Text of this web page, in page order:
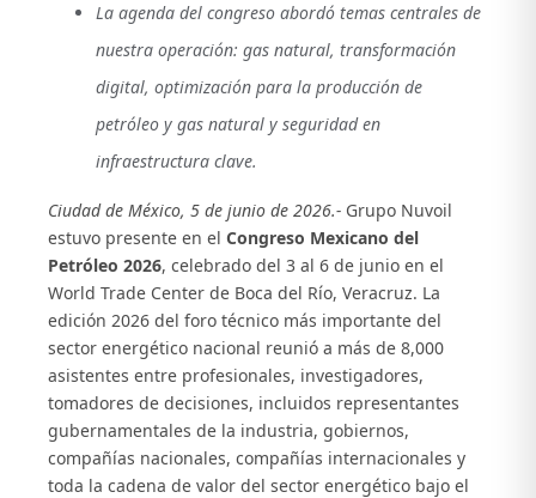
La agenda del congreso abordó temas centrales de
nuestra operación: gas natural, transformación
digital, optimización para la producción de
petróleo y gas natural y seguridad en
infraestructura clave.
Ciudad de México, 5 de junio de 2026.- Grupo Nuvoil
estuvo presente en el Congreso Mexicano del
Petróleo 2026, celebrado del 3 al 6 de junio en el
World Trade Center de Boca del Río, Veracruz. La
edición 2026 del foro técnico más importante del
sector energético nacional reunió a más de 8,000
asistentes entre profesionales, investigadores,
tomadores de decisiones, incluidos representantes
gubernamentales de la industria, gobiernos,
compañías nacionales, compañías internacionales y
toda la cadena de valor del sector energético bajo el